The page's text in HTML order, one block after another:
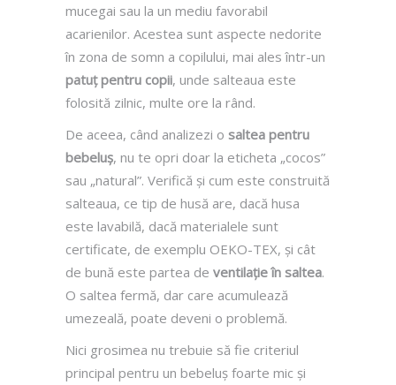
mucegai sau la un mediu favorabil
acarienilor. Acestea sunt aspecte nedorite
în zona de somn a copilului, mai ales într-un
patuț pentru copii, unde salteaua este
folosită zilnic, multe ore la rând.
De aceea, când analizezi o saltea pentru
bebeluș, nu te opri doar la eticheta „cocos”
sau „natural”. Verifică și cum este construită
salteaua, ce tip de husă are, dacă husa
este lavabilă, dacă materialele sunt
certificate, de exemplu OEKO-TEX, și cât
de bună este partea de ventilație în saltea.
O saltea fermă, dar care acumulează
umezeală, poate deveni o problemă.
Nici grosimea nu trebuie să fie criteriul
principal pentru un bebeluș foarte mic și